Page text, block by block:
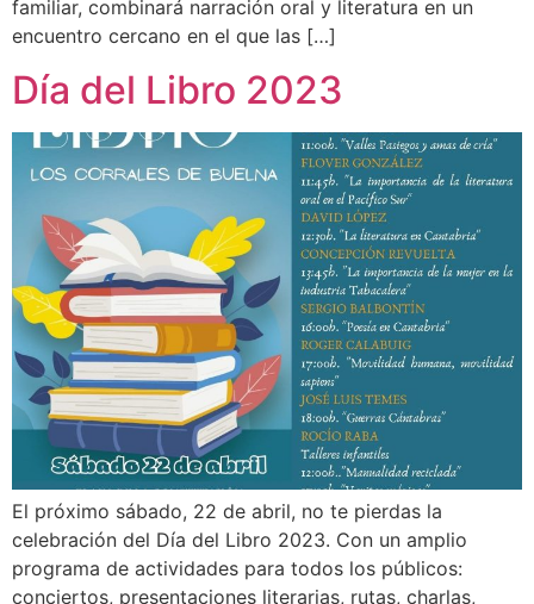
familiar, combinará narración oral y literatura en un
encuentro cercano en el que las […]
Día del Libro 2023
El próximo sábado, 22 de abril, no te pierdas la
celebración del Día del Libro 2023. Con un amplio
programa de actividades para todos los públicos:
conciertos, presentaciones literarias, rutas, charlas,